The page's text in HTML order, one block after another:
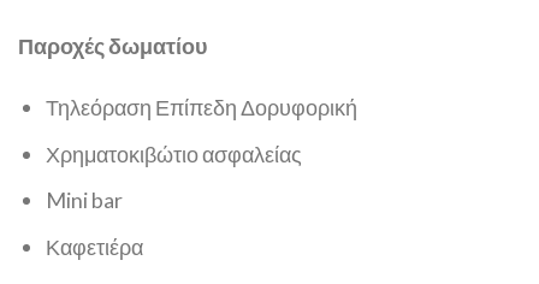
Παροχές δωματίου
Τηλεόραση Επίπεδη Δορυφορική
Χρηματοκιβώτιο ασφαλείας
Mini bar
Καφετιέρα